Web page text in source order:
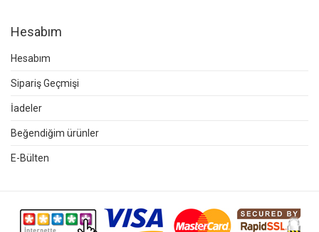
Hesabım
Hesabım
Sipariş Geçmişi
İadeler
Beğendiğim ürünler
E-Bülten